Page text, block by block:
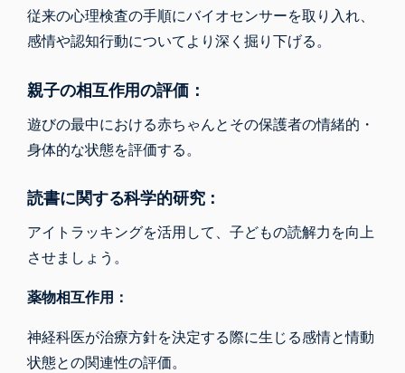
従来の心理検査の手順にバイオセンサーを取り入れ、
感情や認知行動についてより深く掘り下げる。
親子の相互作用の評価：
遊びの最中における赤ちゃんとその保護者の情緒的・
身体的な状態を評価する。
読書に関する科学的研究：
アイトラッキングを活用して、子どもの読解力を向上
させましょう。
薬物相互作用：
神経科医が治療方針を決定する際に生じる感情と情動
状態との関連性の評価。